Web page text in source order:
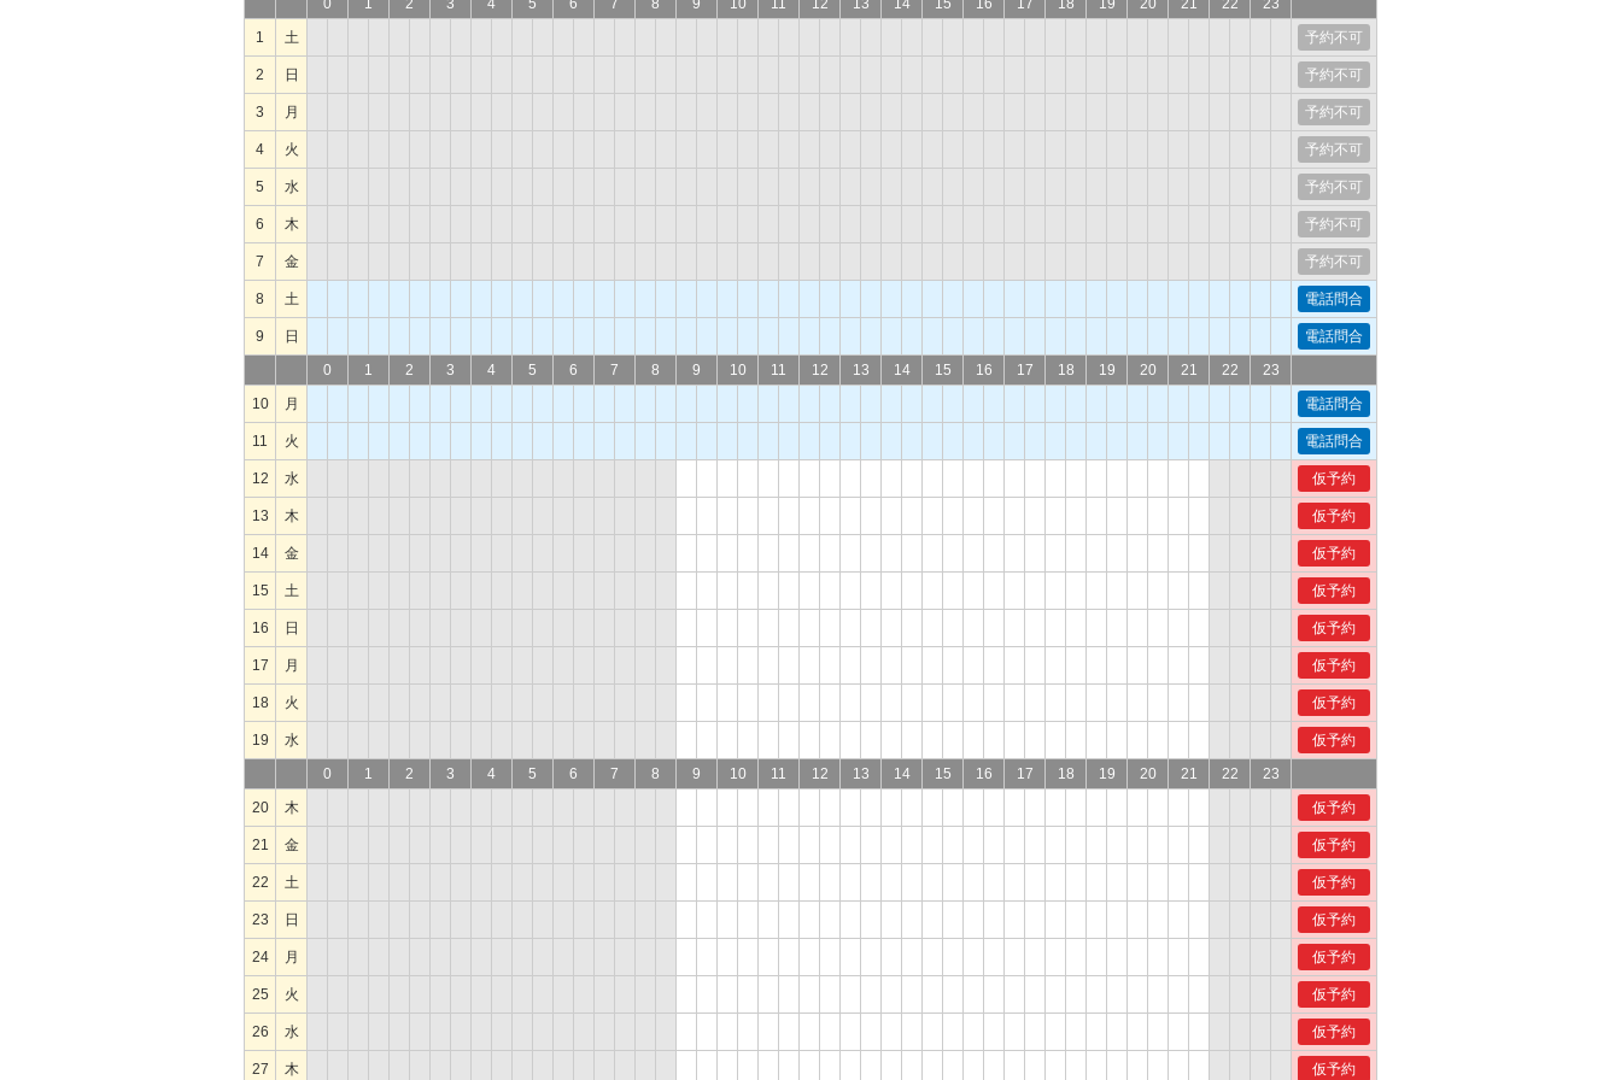
0 1 2 3 4 5 6 7 8 9 10 11 12 13 14 15 16 17 18 19 20 21 22
23
1
土 予約不可
2 日 予約不可
3 月 予約不可
4 火 予約不可
5 水 予約不可
6 木 予約不可
7 金 予約不可
8 土 電話問合
9 日
電話問合
0
1 2 3 4 5 6 7 8 9 10 11 12 13 14 15 16 17 18 19 20 21 22
23
10
月 電話問合
11 火 電話問合
12 水 仮予約
13 木 仮予約
14 金 仮予約
15 土 仮予約
16 日 仮予約
17 月 仮予約
18 火 仮予約
19 水
仮予約
0
1 2 3 4 5 6 7 8 9 10 11 12 13 14 15 16 17 18 19 20 21 22
23
20
木 仮予約
21 金 仮予約
22 土 仮予約
23 日 仮予約
24 月 仮予約
25 火 仮予約
26 水 仮予約
27 木 仮予約